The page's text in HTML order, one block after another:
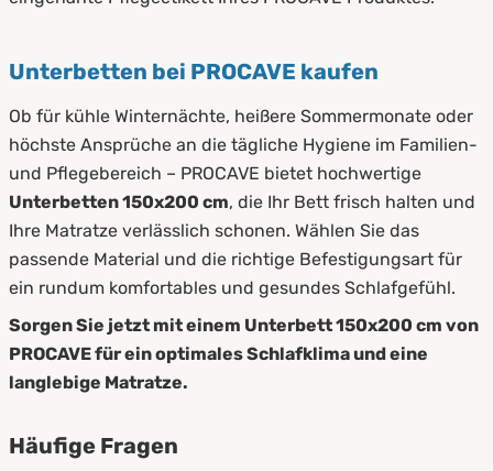
Unterbetten bei PROCAVE kaufen
Ob für kühle Winternächte, heißere Sommermonate oder
höchste Ansprüche an die tägliche Hygiene im Familien-
und Pflegebereich – PROCAVE bietet hochwertige
Unterbetten 150x200 cm, die Ihr Bett frisch halten und
Ihre Matratze verlässlich schonen. Wählen Sie das
passende Material und die richtige Befestigungsart für
ein rundum komfortables und gesundes Schlafgefühl.
Sorgen Sie jetzt mit einem Unterbett 150x200 cm von
PROCAVE für ein optimales Schlafklima und eine
langlebige Matratze.
Häufige Fragen